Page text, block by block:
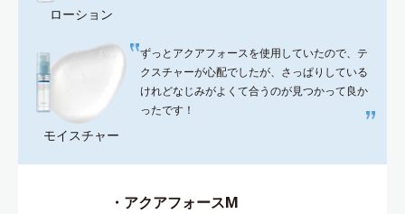
ローション
モイスチャー
ずっとアクアフォースを使用していたので、テ
クスチャーが心配でしたが、さっぱりしている
けれどなじみがよくて合うのが見つかって良か
ったです！
・アクアフォースM